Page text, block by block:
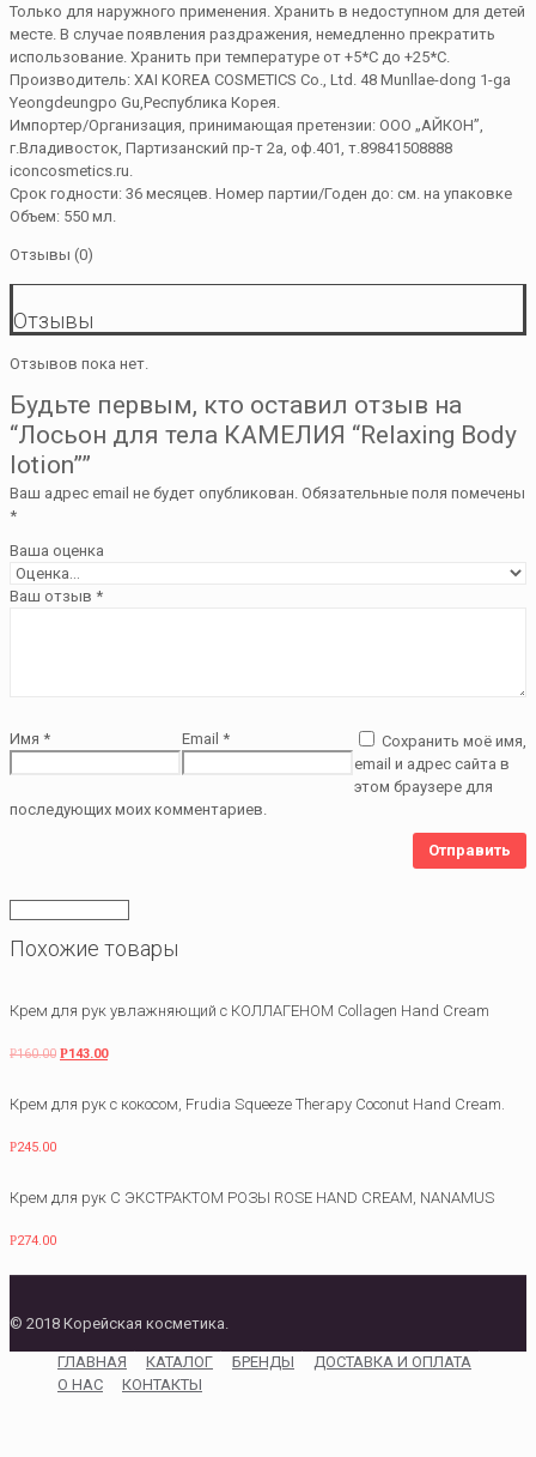
Только для наружного применения. Хранить в недоступном для детей
месте. В случае появления раздражения, немедленно прекратить
использование. Хранить при температуре от +5*С до +25*С.
Производитель: XAI KOREA COSMETICS Co., Ltd. 48 Munllae-dong 1-ga
Yeongdeungpo Gu,Республика Корея.
Импортер/Организация, принимающая претензии: ООО „АЙКОН”,
г.Владивосток, Партизанский пр-т 2а, оф.401, т.89841508888
iconcosmetics.ru.
Срок годности: 36 месяцев. Номер партии/Годен до: см. на упаковке
Объем: 550 мл.
Отзывы (0)
Отзывы
Отзывов пока нет.
Будьте первым, кто оставил отзыв на
“Лосьон для тела КАМЕЛИЯ “Relaxing Body
lotion””
Ваш адрес email не будет опубликован. Обязательные поля помечены
*
Ваша оценка
Ваш отзыв *
Имя * Email *
Сохранить моё имя,
email и адрес сайта в
этом браузере для
последующих моих комментариев.
Похожие товары
Крем для рук увлажняющий с КОЛЛАГЕНОМ Collagen Hand Cream
Р160.00 Р143.00
Крем для рук с кокосом, Frudia Squeeze Therapy Coconut Hand Cream.
Р245.00
Крем для рук С ЭКСТРАКТОМ РОЗЫ ROSE HAND CREAM, NANAMUS
Р274.00
© 2018 Корейская косметика.
ГЛАВНАЯ КАТАЛОГ БРЕНДЫ
ДОСТАВКА И ОПЛАТА
О НАС
КОНТАКТЫ